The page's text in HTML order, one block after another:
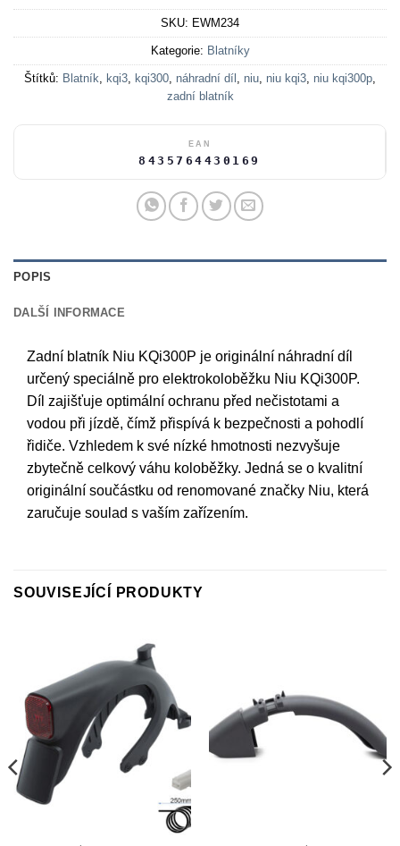
SKU: EWM234
Kategorie: Blatníky
Štítků: Blatník, kqi3, kqi300, náhradní díl , niu, niu kqi3, niu kqi300p,
zadní blatník
EAN
8435764430169
POPIS
DALŠÍ INFORMACE
Zadní blatník Niu KQi300P je originální náhradní díl
určený speciálně pro elektrokoloběžku Niu KQi300P.
Díl zajišťuje optimální ochranu před nečistotami a
vodou při jízdě, čímž přispívá k bezpečnosti a pohodlí
řidiče. Vzhledem k své nízké hmotnosti nezvyšuje
zbytečně celkový váhu koloběžky. Jedná se o kvalitní
originální součástku od renomované značky Niu, která
zaručuje soulad s vaším zařízením.
SOUVISEJÍCÍ PRODUKTY